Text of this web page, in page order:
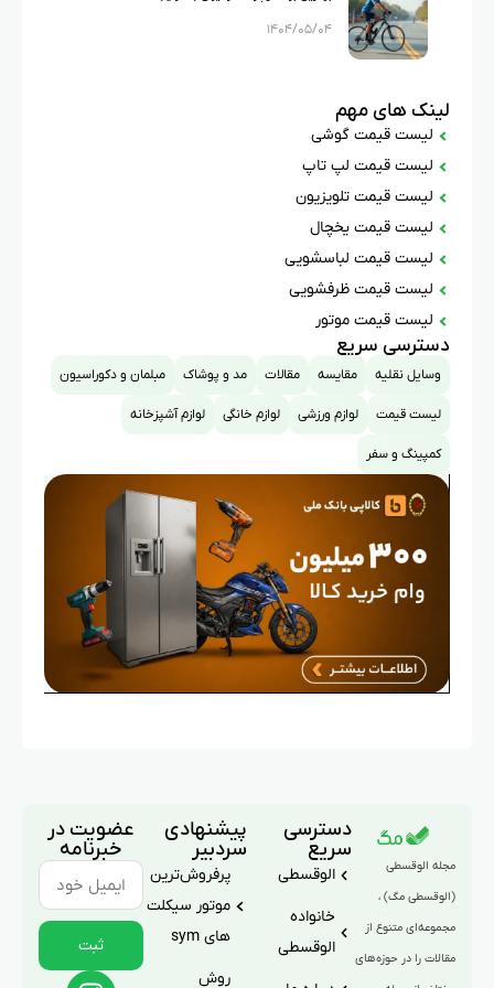
۱۴۰۴/۰۵/۰۴
لینک های مهم
لیست قیمت گوشی
لیست قیمت لپ تاپ
لیست قیمت تلویزیون
لیست قیمت یخچال
لیست قیمت لباسشویی
لیست قیمت ظرفشویی
لیست قیمت موتور
دسترسی سریع
وسایل نقلیه مقایسه مقالات مد و پوشاک مبلمان و دکوراسیون
لیست قیمت لوازم ورزشی لوازم خانگی لوازم آشپزخانه
کمپینگ و سفر
مجله الوقسطی
(الوقسطی مگ) ،
مجموعه‌ای متنوع از
مقالات را در حوزه‌های
دسترسی
سریع
الوقسطی
خانواده
الوقسطی
پیشنهادی
سردبیر
پرفروش‌ترین
موتور سیکلت
های sym
روش
عضویت در
خبرنامه
ثبت